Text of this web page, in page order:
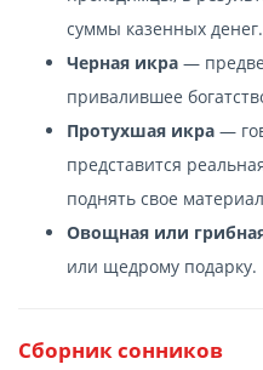
суммы казенных денег.
Черная икра —
привалившее
Протухшая икра —
представится
поднять свое
Овощная или
или щедрому подарку.
Сборник сонников